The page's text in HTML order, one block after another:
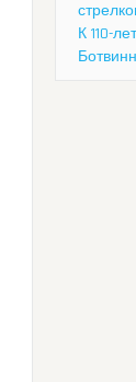
К 110-